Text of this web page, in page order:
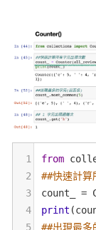
1 from
2
##快速計算
3
count_ =
4
print (
5
##出現最